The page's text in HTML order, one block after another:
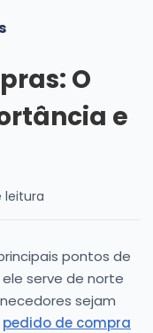
O
e
leitura
pontos de
serve de norte
sejam
pedido de compra